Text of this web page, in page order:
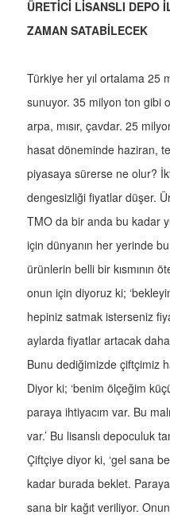
ÜRETİCİ LİSANSLI DEPO
ZAMAN SATABİLECEK
Türkiye her yıl ortalama 25
sunuyor. 35 milyon ton gibi
arpa, mısır, çavdar. 25
hasat döneminde haziran,
piyasaya sürerse ne olur?
dengesizliği fiyatlar düşer.
TMO da bir anda bu kadar
için dünyanın her yerinde
ürünlerin belli bir kısmının
onun için diyoruz ki;
hepiniz satmak isterseniz
aylarda fiyatlar artacak
Bunu dediğimizde çiftçimiz
Diyor ki; ‘benim ölçeğim
paraya ihtiyacım var. Bu
var.’ Bu lisanslı depoculuk
Çiftçiye diyor ki, ‘gel sana
kadar burada beklet. Paraya
sana bir kağıt veriliyor.